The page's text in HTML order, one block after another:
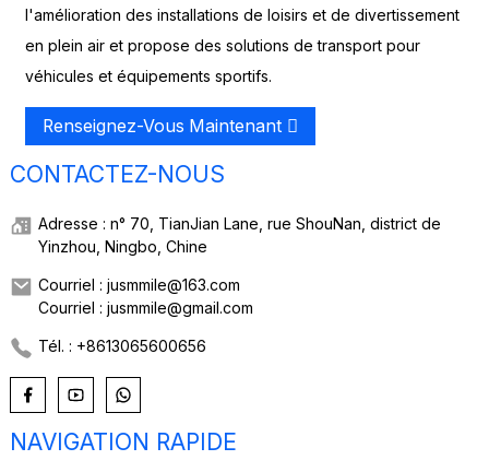
l'amélioration des installations de loisirs et de divertissement
en plein air et propose des solutions de transport pour
véhicules et équipements sportifs.
Renseignez-Vous Maintenant
CONTACTEZ-NOUS
Adresse : n° 70, TianJian Lane, rue ShouNan, district de
Yinzhou, Ningbo, Chine
Courriel : jusmmile@163.com
Courriel : jusmmile@gmail.com
Tél. : +8613065600656
NAVIGATION RAPIDE